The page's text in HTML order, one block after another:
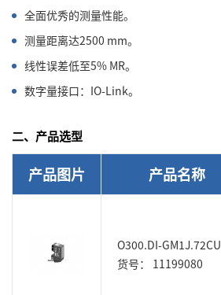
全面优秀的测量性能。
测量距离达2500 mm。
线性误差低至5% MR。
数字量接口：IO-Link。
二、产品选型
产品图片 产品名称
O300.DI-GM1J.72CU
货号： 11199080